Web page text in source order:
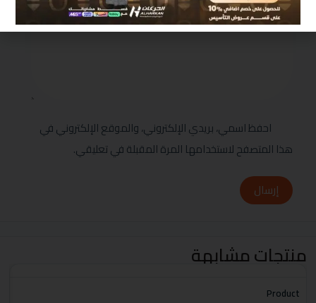
احفظ اسمي، بريدي الإلكتروني، والموقع الإلكتروني في
هذا المتصفح لاستخدامها المرة المقبلة في تعليقي.
إرسال
منتجات مشابهة
Product